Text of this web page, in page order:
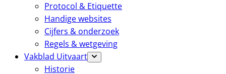
Protocol & Etiquette
Handige websites
Cijfers & onderzoek
Regels & wetgeving
Vakblad Uitvaart
Historie